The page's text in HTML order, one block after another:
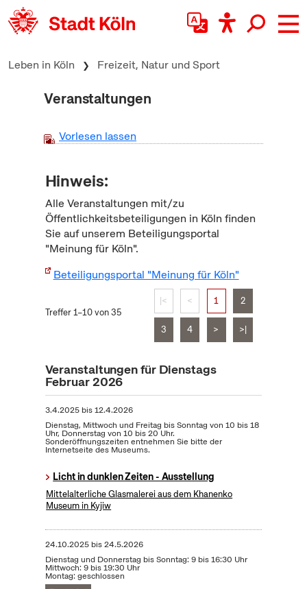
zum Inhalt springen
Leben in Köln Freizeit, Natur und Sport
Veranstaltungen
Vorlesen lassen
Hinweis:
Alle Veranstaltungen mit/zu
Öffentlichkeitsbeteiligungen in Köln finden
Sie auf unserem Beteiligungsportal
"Meinung für Köln".
Beteiligungsportal "Meinung für Köln"
Treffer 1–10 von 35
|< < 1 2
3 4 > >|
Veranstaltungen für Dienstags
Februar 2026
3.4.2025bis12.4.2026
Dienstag, Mittwoch und Freitag bis Sonntag von 10 bis 18
Uhr, Donnerstag von 10 bis 20 Uhr.
Sonderöffnungszeiten entnehmen Sie bitte der
Internetseite des Museums.
Licht in dunklen Zeiten - Ausstellung
Mittelalterliche Glasmalerei aus dem Khanenko
Museum in Kyjiw
24.10.2025bis24.5.2026
Dienstag und Donnerstag bis Sonntag: 9 bis 16:30 Uhr
Mittwoch: 9 bis 19:30 Uhr
Montag: geschlossen